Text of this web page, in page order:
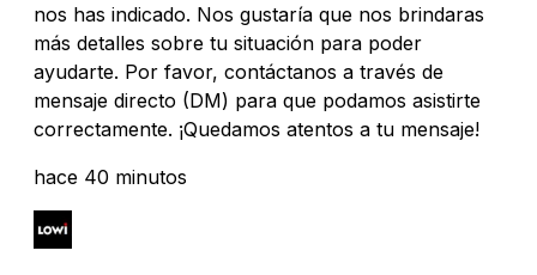
nos has indicado. Nos gustaría que nos brindaras
más detalles sobre tu situación para poder
ayudarte. Por favor, contáctanos a través de
mensaje directo (DM) para que podamos asistirte
correctamente. ¡Quedamos atentos a tu mensaje!
hace 40 minutos